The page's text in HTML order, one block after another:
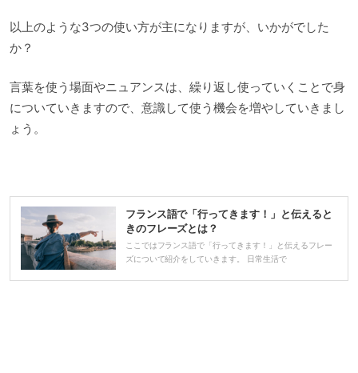
以上のような3つの使い方が主になりますが、いかがでした
か？
言葉を使う場面やニュアンスは、繰り返し使っていくことで身
についていきますので、意識して使う機会を増やしていきまし
ょう。
フランス語で「行ってきます！」と伝えると
きのフレーズとは？
ここではフランス語で「行ってきます！」と伝えるフレー
ズについて紹介をしていきます。 日常生活で